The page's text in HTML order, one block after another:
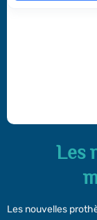
Les
Les nouvelles